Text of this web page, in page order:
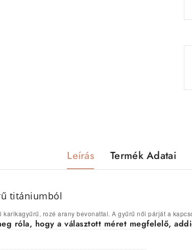
Leírás Termék Adatai
titániumból
rozé arany bevonattal. A gyűrű női párját a
róla, hogy a választott méret megfelelő,